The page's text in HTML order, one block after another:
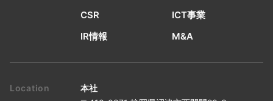
CSR
ICT事業
IR情報
M&A
本社